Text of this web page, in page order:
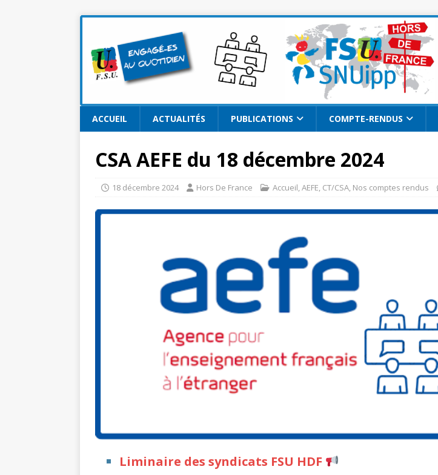
ACCUEIL ACTUALITÉS PUBLICATIONS COMPTE-RENDUS
CSA AEFE du 18 décembre 2024
18 décembre 2024 Hors De France Accueil,AEFE, CT/CSA, Nos comptes rendus
Liminaire des syndicats FSU HDF